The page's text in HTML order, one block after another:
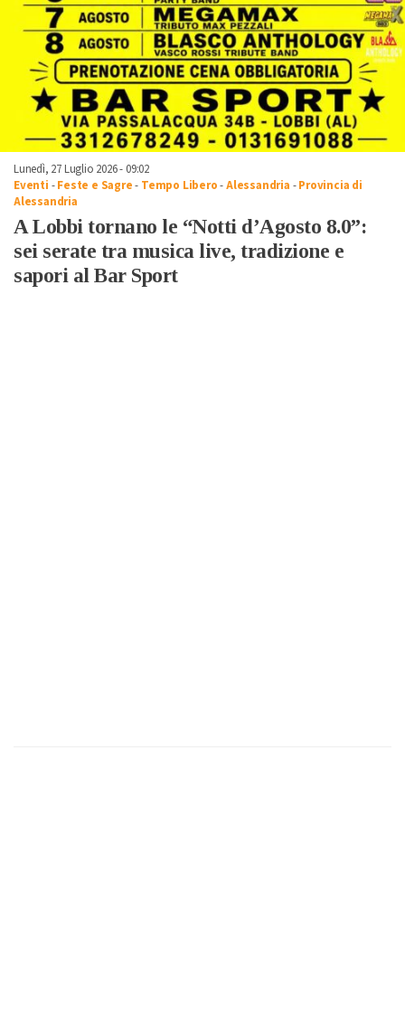
Lunedì, 27 Luglio 2026 - 09:02
Eventi -Feste e Sagre- Tempo Libero-Alessandria -Provincia di
Alessandria
A Lobbi tornano le “Notti d’Agosto 8.0”:
sei serate tra musica live, tradizione e
sapori al Bar Sport